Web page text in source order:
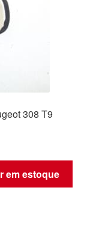
308 T9
em estoque